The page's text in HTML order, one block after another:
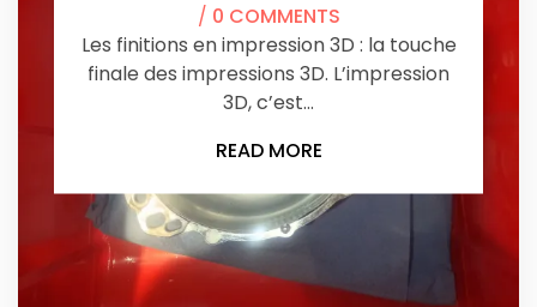
/ 0 COMMENTS
Les finitions en impression 3D : la touche
finale des impressions 3D. L’impression
3D, c’est…
READ MORE